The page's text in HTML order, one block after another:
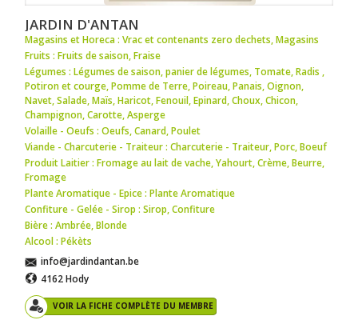
JARDIN D'ANTAN
Magasins et Horeca : Vrac et contenants zero dechets,Magasins
Fruits : Fruits de saison,Fraise
Légumes : Légumes de saison,panier de légumes, Tomate,Radis ,
Potiron et courge,Pomme de Terre,Poireau,Panais,Oignon,
Navet,Salade,Maïs,Haricot,Fenouil,Epinard,Choux,Chicon,
Champignon,Carotte,Asperge
Volaille - Oeufs : Oeufs,Canard,Poulet
Viande - Charcuterie - Traiteur : Charcuterie - Traiteur,Porc,Boeuf
Produit Laitier : Fromage au lait de vache,Yahourt,Crème,Beurre,
Fromage
Plante Aromatique - Epice : Plante Aromatique
Confiture - Gelée - Sirop : Sirop,Confiture
Bière : Ambrée,Blonde
Alcool : Pékèts
info@jardindantan.be
4162 Hody
VOIR LA FICHE COMPLÈTE DU MEMBRE